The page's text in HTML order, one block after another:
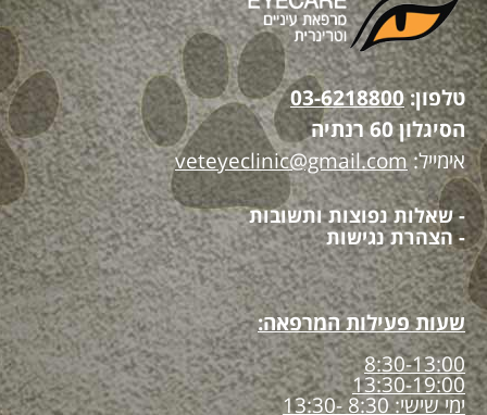
טלפון:03-6218800
הסיגלון 60 רנתיה
אימייל:veteyeclinic@gmail.com
- שאלות נפוצות ותשובות
- הצהרת נגישות
שעות פעילות המרפאה:
8:30-13:00
13:30-19:00
ימי שישי: 8:30 -13:30